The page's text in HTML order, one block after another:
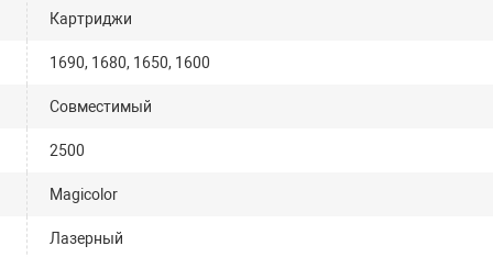
Картриджи
1690, 1680, 1650, 1600
Совместимый
2500
Magicolor
Лазерный